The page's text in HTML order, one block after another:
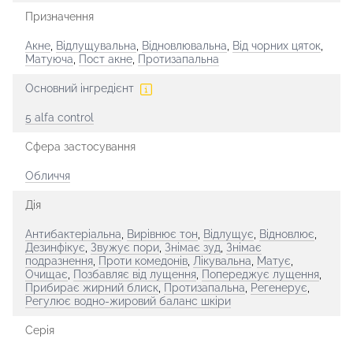
Призначення
Акне, Відлущувальна, Відновлювальна, Від чорних цяток,
Матуюча, Пост акне, Протизапальна
Основний інгредієнт
5 alfa сontrol
Сфера застосування
Обличчя
Дія
Антибактеріальна, Вирівнює тон, Відлущує, Відновлює,
Дезинфікує, Звужує пори, Знімає зуд, Знімає
подразнення, Проти комедонів, Лікувальна, Матує,
Очищає, Позбавляє від лущення, Попереджує лущення,
Прибирає жирний блиск, Протизапальна, Регенерує,
Регулює водно-жировий баланс шкіри
Серія